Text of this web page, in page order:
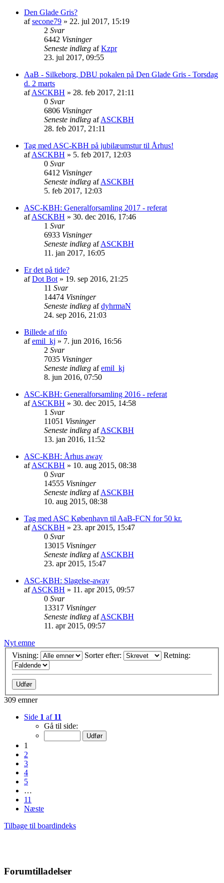
Den Glade Gris?
afsecone79 » 22. jul 2017, 15:19
2 Svar
6442 Visninger
Seneste indlæg afKzpr
23. jul 2017, 09:55
AaB - Silkeborg, DBU pokalen på Den Glade Gris - Torsdag
d. 2 marts
afASCKBH » 28. feb 2017, 21:11
0 Svar
6806 Visninger
Seneste indlæg afASCKBH
28. feb 2017, 21:11
Tag med ASC-KBH på jubilæumstur til Århus!
afASCKBH » 5. feb 2017, 12:03
0 Svar
6412 Visninger
Seneste indlæg afASCKBH
5. feb 2017, 12:03
ASC-KBH: Generalforsamling 2017 - referat
afASCKBH » 30. dec 2016, 17:46
1 Svar
6933 Visninger
Seneste indlæg afASCKBH
11. jan 2017, 16:05
Er det på tide?
afDot Bot » 19. sep 2016, 21:25
11 Svar
14474 Visninger
Seneste indlæg afdyhrmaN
24. sep 2016, 21:03
Billede af tifo
afemil_kj » 7. jun 2016, 16:56
2 Svar
7035 Visninger
Seneste indlæg afemil_kj
8. jun 2016, 07:50
ASC-KBH: Generalforsamling 2016 - referat
afASCKBH » 30. dec 2015, 14:58
1 Svar
11051 Visninger
Seneste indlæg afASCKBH
13. jan 2016, 11:52
ASC-KBH: Århus away
afASCKBH » 10. aug 2015, 08:38
0 Svar
14555 Visninger
Seneste indlæg afASCKBH
10. aug 2015, 08:38
Tag med ASC København til AaB-FCN for 50 kr.
afASCKBH » 23. apr 2015, 15:47
0 Svar
13015 Visninger
Seneste indlæg afASCKBH
23. apr 2015, 15:47
ASC-KBH: Slagelse-away
afASCKBH » 11. apr 2015, 09:57
0 Svar
13317 Visninger
Seneste indlæg afASCKBH
11. apr 2015, 09:57
Nyt emne
Visning:
Sorter efter: Retning:
309 emner
Side 1 af 11
Gå til side:
1
2
3
4
5
…
11
Næste
Tilbage til boardindeks
Forumtilladelser